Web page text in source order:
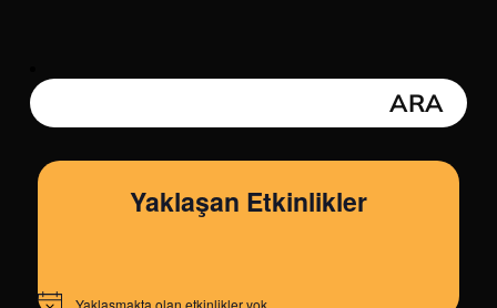
Yaklaşan Etkinlikler
Yaklaşmakta olan etkinlikler yok.